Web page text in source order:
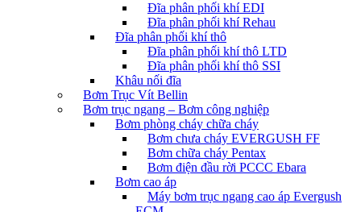
Đĩa phân phối khí EDI
Đĩa phân phối khí Rehau
Đĩa phân phối khí thô
Đĩa phân phối khí thô LTD
Đĩa phân phối khí thô SSI
Khâu nối đĩa
Bơm Trục Vít Bellin
Bơm trục ngang – Bơm công nghiệp
Bơm phòng cháy chữa cháy
Bơm chưa cháy EVERGUSH FF
Bơm chữa cháy Pentax
Bơm điện đầu rời PCCC Ebara
Bơm cao áp
Máy bơm trục ngang cao áp Evergush